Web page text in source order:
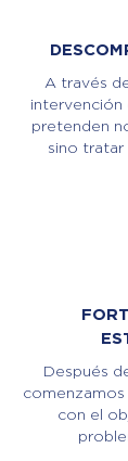
A través
intervención
pretenden
sino tratar
Después
con el